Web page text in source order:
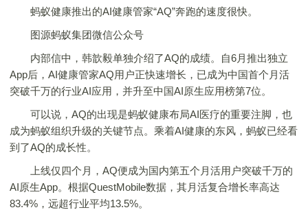
蚂蚁健康推出的AI健康管家“AQ”奔跑的速度很快。
图源蚂蚁集团微信公众号
内部信中，韩歆毅单独介绍了AQ的成绩。自6月推出独立
App后，AI健康管家AQ用户正快速增长，已成为中国首个月活
突破千万的行业AI应用，并升至中国AI原生应用榜第7位。
可以说，AQ的出现是蚂蚁健康布局AI医疗的重要注脚，也
成为蚂蚁组织升级的关键节点。乘着AI健康的东风，蚂蚁已经看
到了AQ的成长性。
上线仅四个月，AQ便成为国内第五个月活用户突破千万的
AI原生App。根据QuestMobile数据，其月活复合增长率高达
83.4%，远超行业平均13.5%。